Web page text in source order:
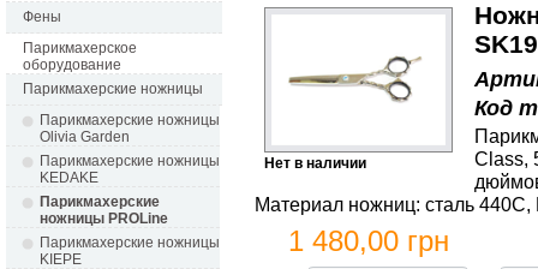
Фены
Парикмахерское
оборудование
Парикмахерские ножницы
Парикмахерские ножницы
Olivia Garden
Парикмахерские ножницы
KEDAKE
Парикмахерские
ножницы PROLine
Парикмахерские ножницы
KIEPE
Нет в наличии
Код
Class,
Материал ножниц: сталь
1 480,00 грн